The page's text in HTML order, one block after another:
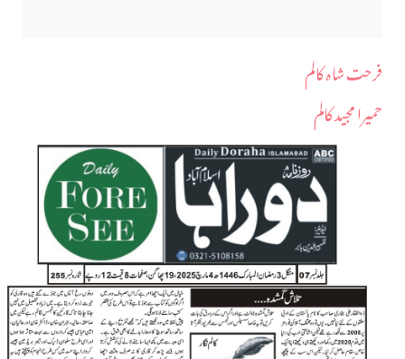
فرحت شاہ کالم
حمیرا مجید کالم